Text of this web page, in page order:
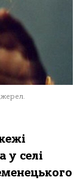
у селі